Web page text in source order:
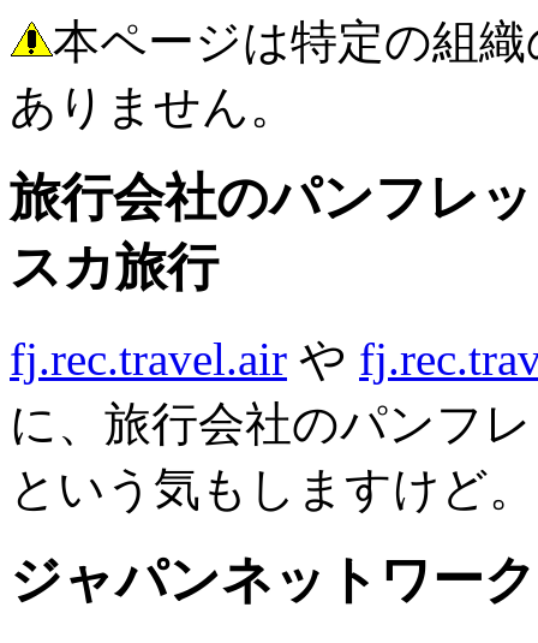
本ページは特定の組
ありません。
旅行会社のパンフレ
スカ旅行
fj.rec.travel.air や
に、旅行会社のパンフ
という気もしますけど。
ジャパンネットワー